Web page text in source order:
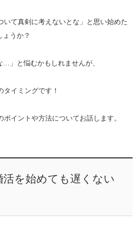
いて真剣に考えないとな」と思い始めた
ょうか？
…」と悩むかもしれませんが、
イミングです！
イントや方法についてお話します。
活を始めても遅くない